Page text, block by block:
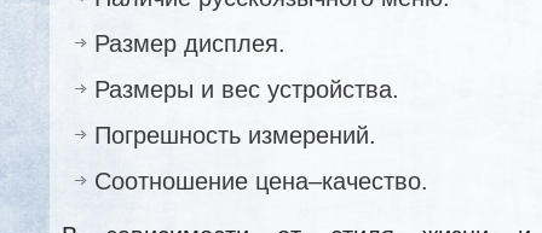
Размер дисплея.
Размеры и вес устройства.
Погрешность измерений.
Соотношение цена–качество.